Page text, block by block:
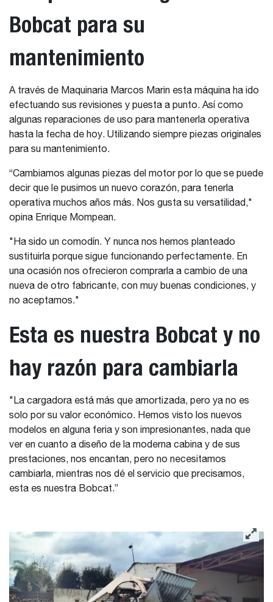
Bobcat para su
mantenimiento
A través de Maquinaria Marcos Marin esta máquina ha ido
efectuando sus revisiones y puesta a punto. Así como
algunas reparaciones de uso para mantenerla operativa
hasta la fecha de hoy. Utilizando siempre piezas originales
para su mantenimiento.
“Cambiamos algunas piezas del motor por lo que se puede
decir que le pusimos un nuevo corazón, para tenerla
operativa muchos años más. Nos gusta su versatilidad,"
opina Enrique Mompean.
"Ha sido un comodín. Y nunca nos hemos planteado
sustituirla porque sigue funcionando perfectamente. En
una ocasión nos ofrecieron comprarla a cambio de una
nueva de otro fabricante, con muy buenas condiciones, y
no aceptamos."
Esta es nuestra Bobcat y no
hay razón para cambiarla
"La cargadora está más que amortizada, pero ya no es
solo por su valor económico. Hemos visto los nuevos
modelos en alguna feria y son impresionantes, nada que
ver en cuanto a diseño de la moderna cabina y de sus
prestaciones, nos encantan, pero no necesitamos
cambiarla, mientras nos dé el servicio que precisamos,
esta es nuestra Bobcat.”